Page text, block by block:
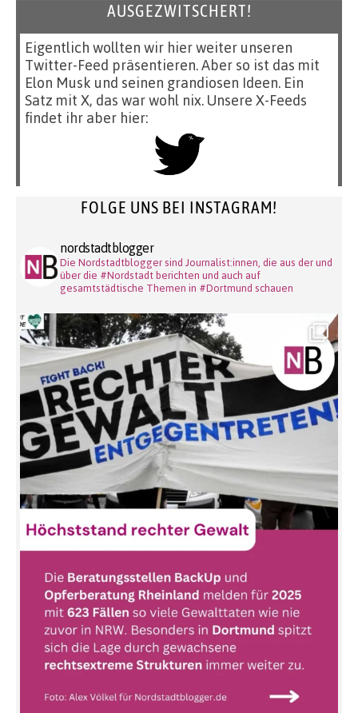
AUSGEZWITSCHERT!
Eigentlich wollten wir hier weiter unseren
Twitter-Feed präsentieren. Aber so ist das mit
Elon Musk und seinen grandiosen Ideen. Ein
Satz mit X, das war wohl nix. Unsere X-Feeds
findet ihr aber hier:
FOLGE UNS BEI INSTAGRAM!
nordstadtblogger
Die Nordstadtblogger sind Journalist:innen, die aus der und
über die #Nordstadt berichten und auch auf
gesamtstädtische Themen in #Dortmund schauen